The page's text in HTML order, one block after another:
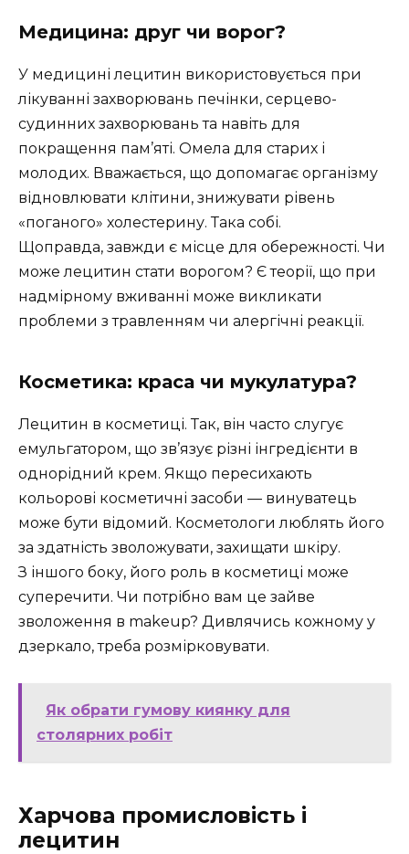
Медицина: друг чи ворог?
У медицині лецитин використовується при
лікуванні захворювань печінки, серцево-
судинних захворювань та навіть для
покращення пам’яті. Омела для старих і
молодих. Вважається, що допомагає організму
відновлювати клітини, знижувати рівень
«поганого» холестерину. Така собі.
Щоправда, завжди є місце для обережності. Чи
може лецитин стати ворогом? Є теорії, що при
надмірному вживанні може викликати
проблеми з травленням чи алергічні реакції.
Косметика: краса чи мукулатура?
Лецитин в косметиці. Так, він часто слугує
емульгатором, що зв’язує різні інгредієнти в
однорідний крем. Якщо пересихають
кольорові косметичні засоби — винуватець
може бути відомий. Косметологи люблять його
за здатність зволожувати, захищати шкіру.
З іншого боку, його роль в косметиці може
суперечити. Чи потрібно вам це зайве
зволоження в makeup? Дивлячись кожному у
дзеркало, треба розмірковувати.
Як обрати гумову киянку для
столярних робіт
Харчова промисловість і
лецитин